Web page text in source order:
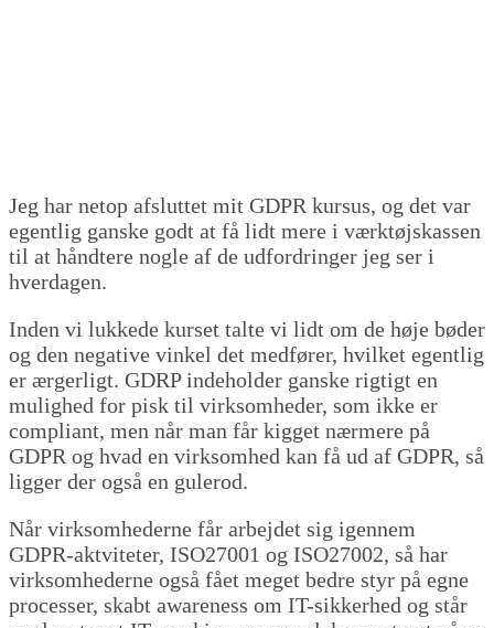
Jeg har netop afsluttet mit GDPR kursus, og det var
egentlig ganske godt at få lidt mere i værktøjskassen
til at håndtere nogle af de udfordringer jeg ser i
hverdagen.
Inden vi lukkede kurset talte vi lidt om de høje bøder
og den negative vinkel det medfører, hvilket egentlig
er ærgerligt. GDRP indeholder ganske rigtigt en
mulighed for pisk til virksomheder, som ikke er
compliant, men når man får kigget nærmere på
GDPR og hvad en virksomhed kan få ud af GDPR, så
ligger der også en gulerod.
Når virksomhederne får arbejdet sig igennem
GDPR-aktviteter, ISO27001 og ISO27002, så har
virksomhederne også fået meget bedre styr på egne
processer, skabt awareness om IT-sikkerhed og står